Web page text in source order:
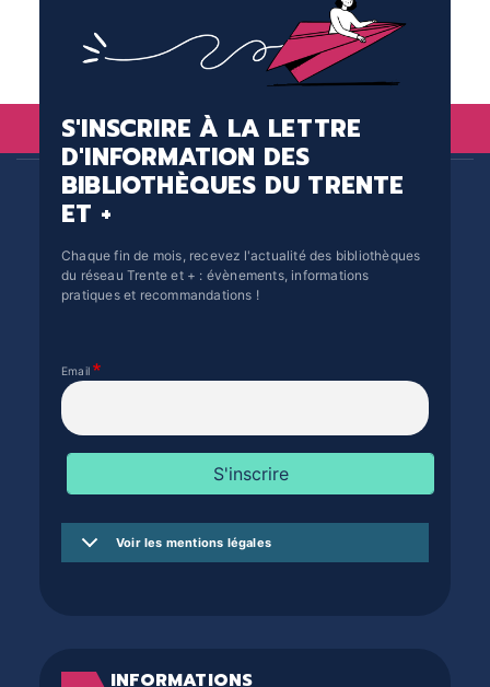
S'INSCRIRE À LA LETTRE
D'INFORMATION DES
BIBLIOTHÈQUES DU TRENTE
ET +
Chaque fin de mois, recevez l'actualité des bibliothèques
du réseau Trente et + : évènements, informations
pratiques et recommandations !
Email
Voir les mentions légales
INFORMATIONS